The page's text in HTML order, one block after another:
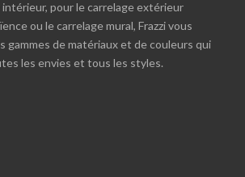
intérieur, pour le carrelage extérieur
ou le carrelage mural, Frazzi vous
gammes de matériaux et de couleurs qui
les envies et tous les styles.